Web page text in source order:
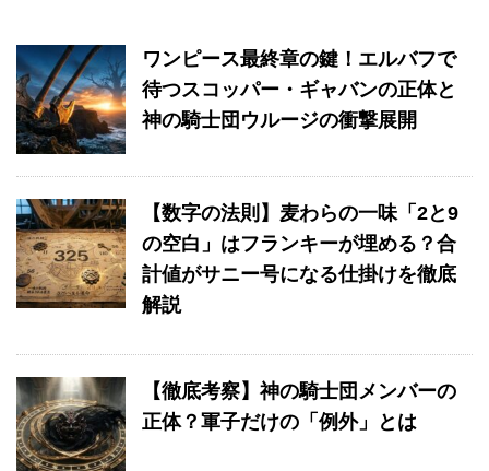
ワンピース最終章の鍵！エルバフで
待つスコッパー・ギャバンの正体と
神の騎士団ウルージの衝撃展開
【数字の法則】麦わらの一味「2と9
の空白」はフランキーが埋める？合
計値がサニー号になる仕掛けを徹底
解説
【徹底考察】神の騎士団メンバーの
正体？軍子だけの「例外」とは